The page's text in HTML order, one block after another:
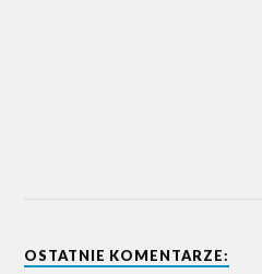
OSTATNIE KOMENTARZE: